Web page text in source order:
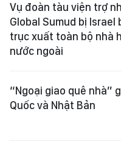
Vụ đoàn tàu viện trợ
Global Sumud bị Israel
trục xuất toàn bộ nhà
nước ngoài
“Ngoại giao quê nhà”
Quốc và Nhật Bản